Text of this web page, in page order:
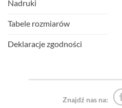
Nadruki
Tabele rozmiarów
Deklaracje zgodności
Znajdź nas na: